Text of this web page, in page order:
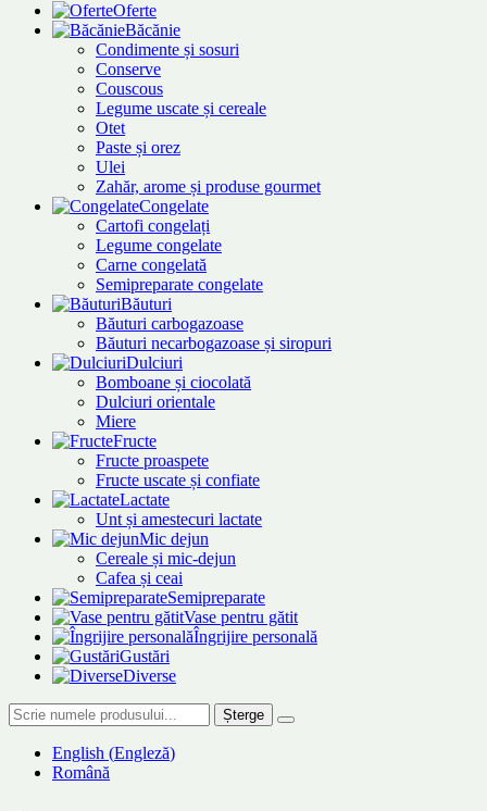
Oferte
Băcănie
Condimente și sosuri
Conserve
Couscous
Legume uscate și cereale
Otet
Paste și orez
Ulei
Zahăr, arome și produse gourmet
Congelate
Cartofi congelați
Legume congelate
Carne congelată
Semipreparate congelate
Băuturi
Băuturi carbogazoase
Băuturi necarbogazoase și siropuri
Dulciuri
Bomboane și ciocolată
Dulciuri orientale
Miere
Fructe
Fructe proaspete
Fructe uscate și confiate
Lactate
Unt și amestecuri lactate
Mic dejun
Cereale și mic-dejun
Cafea și ceai
Semipreparate
Vase pentru gătit
Îngrijire personală
Gustări
Diverse
Șterge
English (Engleză)
Română